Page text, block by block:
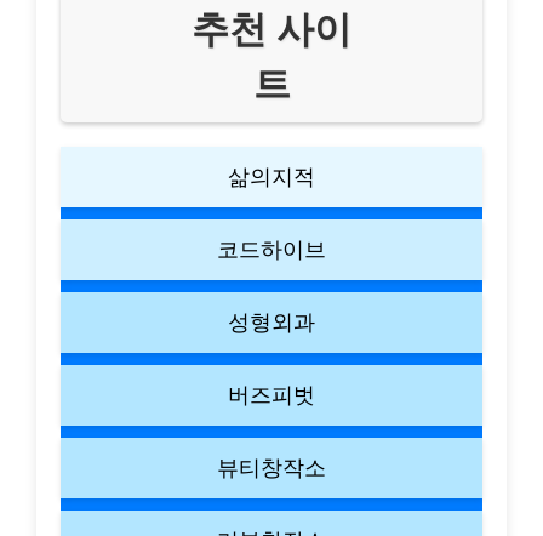
추천 사이
트
삶의지적
코드하이브
성형외과
버즈피벗
뷰티창작소